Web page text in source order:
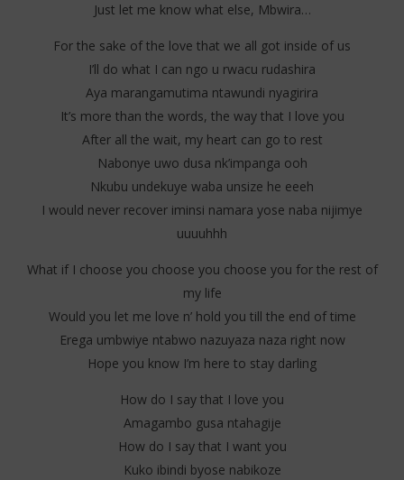
NOW VIEWING
France Mpundu – Nabikoze LYRICS
Stone
Just let me know what else, Mbwira…
For the sake of the love that we all got inside of us
I’ll do what I can ngo u rwacu rudashira
Aya marangamutima ntawundi nyagirira
It’s more than the words, the way that I love you
After all the wait, my heart can go to rest
Nabonye uwo dusa nk’impanga ooh
Nkubu undekuye waba unsize he eeeh
I would never recover iminsi namara yose naba nijimye
uuuuhhh
What if I choose you choose you choose you for the rest of
my life
Would you let me love n’ hold you till the end of time
Erega umbwiye ntabwo nazuyaza naza right now
Hope you know I’m here to stay darling
How do I say that I love you
Amagambo gusa ntahagije
How do I say that I want you
Kuko ibindi byose nabikoze